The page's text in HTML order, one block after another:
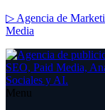
▷ Agencia de
Media
Menu